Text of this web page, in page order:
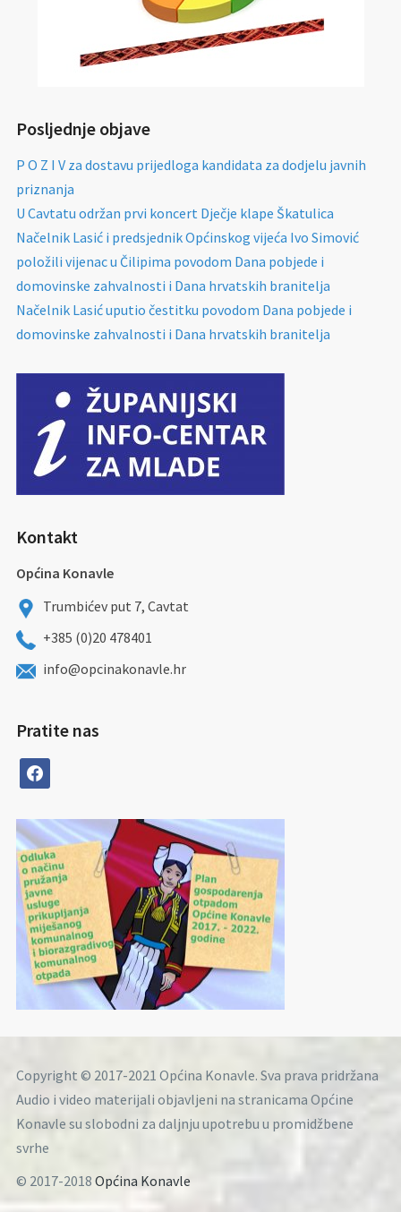
Posljednje objave
P O Z I V za dostavu prijedloga kandidata za dodjelu javnih
priznanja
U Cavtatu održan prvi koncert Dječje klape Škatulica
Načelnik Lasić i predsjednik Općinskog vijeća Ivo Simović
položili vijenac u Čilipima povodom Dana pobjede i
domovinske zahvalnosti i Dana hrvatskih branitelja
Načelnik Lasić uputio čestitku povodom Dana pobjede i
domovinske zahvalnosti i Dana hrvatskih branitelja
Kontakt
Općina Konavle
Trumbićev put 7, Cavtat
+385 (0)20 478401
info@opcinakonavle.hr
Pratite nas
facebook
Copyright © 2017-2021 Općina Konavle. Sva prava pridržana
Audio i video materijali objavljeni na stranicama Općine
Konavle su slobodni za daljnju upotrebu u promidžbene
svrhe
© 2017-2018 Općina Konavle